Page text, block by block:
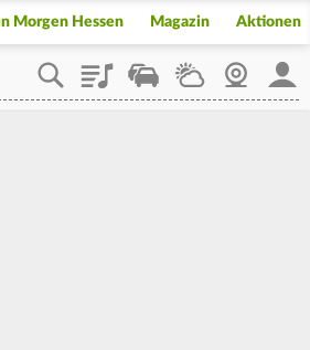
Morgen Hessen Magazin Aktionen
PlaylistStaupilotWetterWebcam